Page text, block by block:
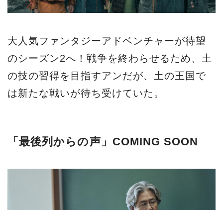
大人気ファンタジーアドベンチャーが待望
のシーズン2へ！戦争を終わらせるため、土
の技の習得を目指すアンだが、土の王国で
は新たな戦いが待ち受けていた。
「最後列からの声」COMING SOON